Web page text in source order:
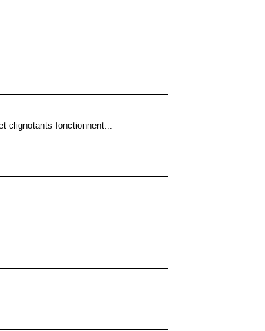
clignotants fonctionnent...